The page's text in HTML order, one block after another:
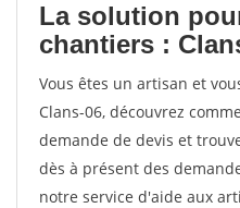
La solution
chantiers :
Vous êtes un artisan et
Clans-06, découvrez
demande de devis et
dès à présent des
notre service d'aide aux